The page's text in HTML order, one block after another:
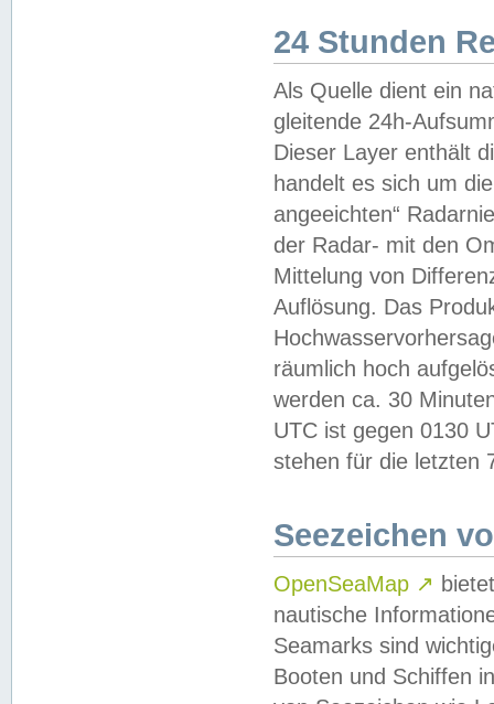
24 Stunden
Als Quelle dient ein
gleitende 24h-
Dieser Layer enthält
handelt es sich um
angeeichten“
der Radar- mit den
Mittelung von
Auflösung. Das
räumlich hoch
werden ca. 30
UTC ist gegen 0130
stehen für die letzten
Seezeichen
OpenSeaMap ↗
nautische
Seamarks sind
Booten und Schiffen